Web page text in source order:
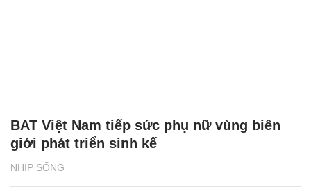
NHỊP SỐNG
BAT Việt Nam tiếp sức phụ nữ vùng biên
giới phát triển sinh kế